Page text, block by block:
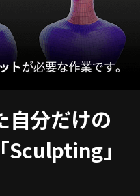
自分だけの
Sculpting」